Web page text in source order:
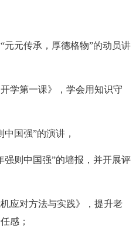
元元传承，厚德格物”的动员讲
学第一课》，学会用知识守
国强”的演讲，
强则中国强”的墙报，并开展评
应对方法与实践》，提升老
感；